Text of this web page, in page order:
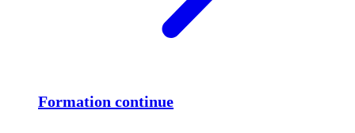
Formation continue